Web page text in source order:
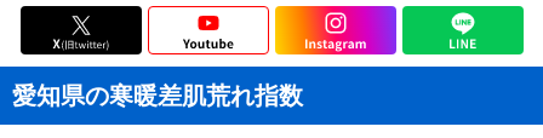
愛知県の寒暖差肌荒れ指数